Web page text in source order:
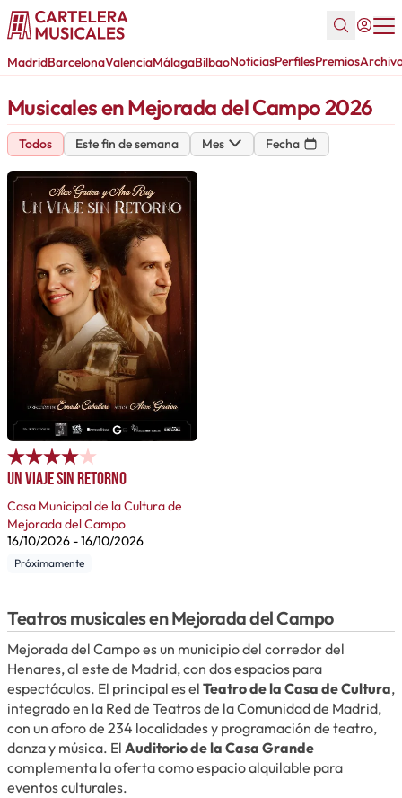
MadridBarcelonaValenciaMálagaBilbaoNoticiasPerfilesPremios
Musicales en Mejorada del Campo 2026
Todos Este fin de semana Mes Fecha
Un viaje sin retorno
Casa Municipal de la Cultura de
Mejorada del Campo
16/10/2026 -16/10/2026
Próximamente
Teatros musicales en Mejorada del Campo
Mejorada del Campo es un municipio del corredor del
Henares, al este de Madrid, con dos espacios para
espectáculos. El principal es el Teatro de la Casa de Cultura,
integrado en la Red de Teatros de la Comunidad de Madrid,
con un aforo de 234 localidades y programación de teatro,
danza y música. El Auditorio de la Casa Grande
complementa la oferta como espacio alquilable para
eventos culturales.